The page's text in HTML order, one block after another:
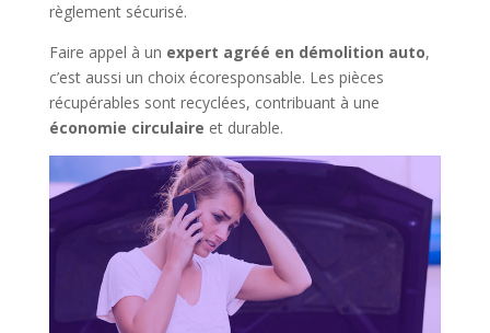
règlement sécurisé.
Faire appel à un expert agréé en démolition auto,
c’est aussi un choix écoresponsable. Les pièces
récupérables sont recyclées, contribuant à une
économie circulaire et durable.